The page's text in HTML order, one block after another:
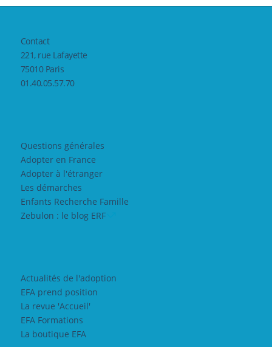
Contact
221, rue Lafayette
75010 Paris
01.40.05.57.70
Questions générales
Adopter en France
Adopter à l'étranger
Les démarches
Enfants Recherche Famille
Zebulon : le blog ERF
Actualités de l'adoption
EFA prend position
La revue 'Accueil'
EFA Formations
La boutique EFA